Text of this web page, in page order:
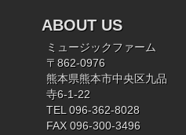
ABOUT US
ミュージックファーム
〒862-0976
熊本県熊本市中央区九品
寺6-1-22
TEL 096-362-8028
FAX 096-300-3496